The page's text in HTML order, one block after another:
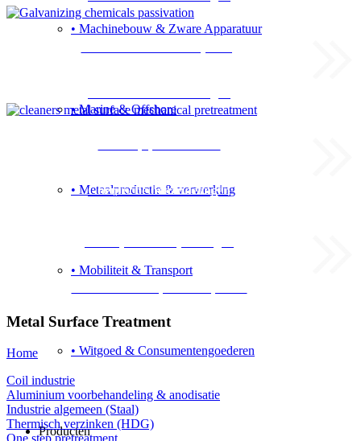
• Machinebouw & Zware Apparatuur
• Marine & Offshore
• Metaalproductie & verwerking
• Mobiliteit & Transport
• Witgoed & Consumentengoederen
Producten
Chemische behandelingen
Metal Surface Treatment
Home
Coil industrie
Aluminium voorbehandeling & anodisatie
Industrie algemeen (Staal)
Thermisch verzinken (HDG)
One step pretreatment